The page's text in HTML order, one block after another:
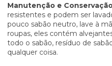
Manutenção e
resistentes e podem ser
pouco sabão neutro, lave à
roupas, eles contém
todo o sabão, resíduo de
qualquer coisa.